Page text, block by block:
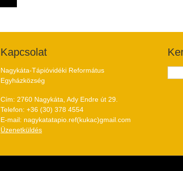
Kapcsolat
Nagykáta-Tápióvidéki Református
Egyházközség
Cím: 2760 Nagykáta, Ady Endre út 29.
Telefon: +36 (30) 378 4554
E-mail: nagykatatapio.ref(kukac)gmail.com
Üzenetküldés